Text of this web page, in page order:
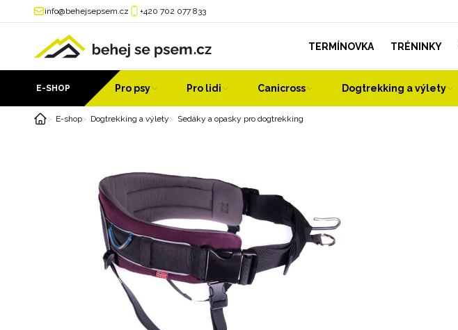
info@behejsepsem.cz +420 702 077 833
TERMÍNOVKA TRÉNINKY
E-SHOP Pro psy Pro lidi Canicross Dogtrekking a výlety
E-shop Dogtrekking a výlety Sedáky a opasky pro dogtrekking